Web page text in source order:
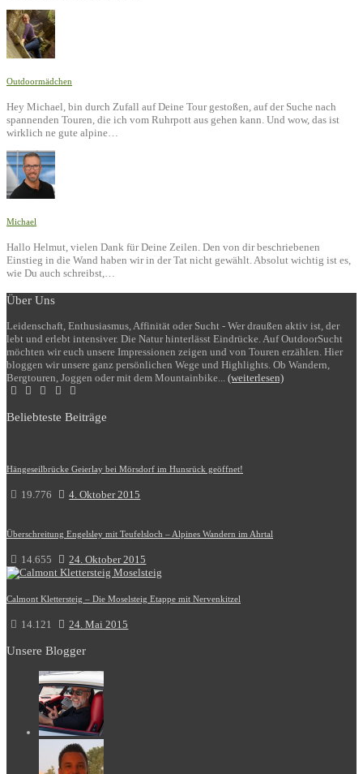
Outdoormädchen
Hey Michael, bin durch Zufall auf Deine Tour gestoßen, auf der Suche nach
spannenden Touren, die ich vom Ruhrpott aus gehen kann. Und wow, das ist
wirklich ne gute alpine…
Michael
Hallo Helmut, vielen Dank für Deine Zeilen. Den von dir beschriebenen
Einstieg in die Wand haben wir in der Tat nicht gewählt. Absolut wichtig ist es,
wie Du auch schreibst,…
Über Uns
Leidenschaft, Enthusiasmus, Affinität oder Sucht - Wer draußen aktiv ist, der
lebt und erlebt intensiver. Die Natur hinterlässt Eindrücke. Auf OutdoorSucht
möchten wir euch unsere Impressionen zeigen und von Touren erzählen. Hier
bloggen wir unsere ganz persönlichen Wege und Highlights. Ob Wandern,
Bergtouren, Joggen oder mit dem Mountainbike... (weiterlesen)
Beliebteste Beiträge
Hängeseilbrücke Geierlay bei Mörsdorf im Hunsrück geöffnet!
19.776 4. Oktober 2015
Überschreitung Engelsley mit Teufelsloch – Alpines Wandern im Ahrtal
14.655 24. Oktober 2015
Calmont Klettersteig – Die Moselsteig Etappe mit Nervenkitzel
14.121 24. Mai 2015
Unsere Blogger